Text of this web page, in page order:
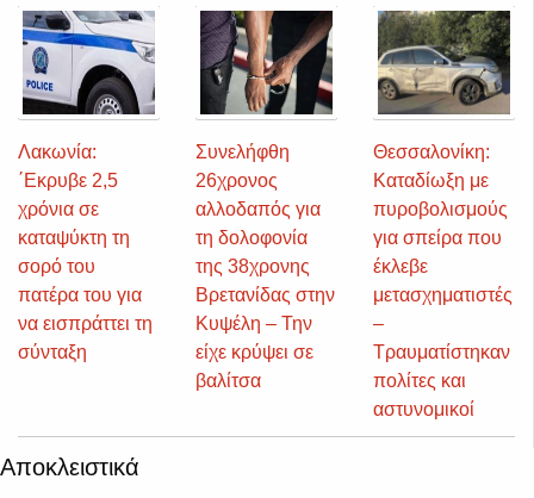
Λακωνία:
΄Εκρυβε 2,5
χρόνια σε
καταψύκτη τη
σορό του
πατέρα του για
να εισπράττει τη
σύνταξη
Συνελήφθη
26χρονος
αλλοδαπός για
τη δολοφονία
της 38χρονης
Βρετανίδας στην
Κυψέλη – Την
είχε κρύψει σε
βαλίτσα
Θεσσαλονίκη:
Καταδίωξη με
πυροβολισμούς
για σπείρα που
έκλεβε
μετασχηματιστές
–
Τραυματίστηκαν
πολίτες και
αστυνομικοί
Αποκλειστικά